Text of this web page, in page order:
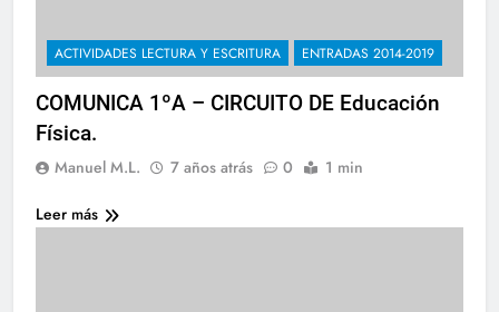
ACTIVIDADES LECTURA Y ESCRITURA ENTRADAS 2014-2019
COMUNICA 1ºA – CIRCUITO DE Educación
Física.
Manuel M.L. 7 años atrás 0 1 min
Leer más